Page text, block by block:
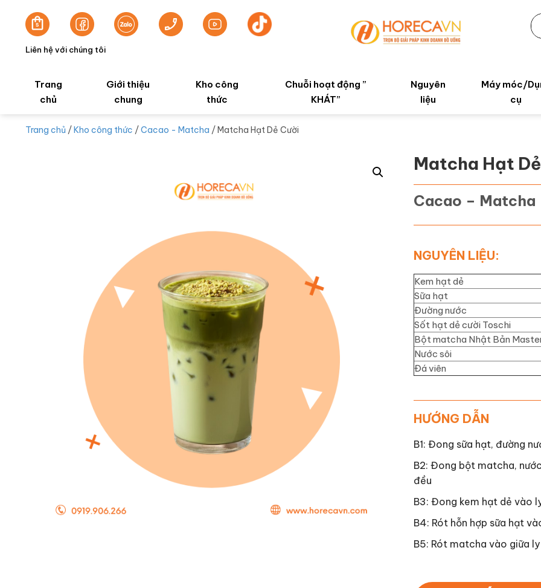
Liên hệ với chúng tôi
Trang
chủ
Giới thiệu
chung
Kho công
thức
Chuỗi hoạt động ”
KHÁT”
Nguyên
liệu
Máy móc/
cụ
Trang chủ /Kho công thức /Cacao - Matcha / Matcha Hạt Dẻ Cười
Matcha Hạt
Cacao – Matcha
NGUYÊN LIỆU:
Kem hạt dẻ
Sữa hạt
Đường nước
Sốt hạt dẻ cười Toschi
Bột matcha Nhật Bản
Nước sôi
Đá viên
HƯỚNG DẪN
B1: Đong sữa hạt, đường
B2: Đong bột matcha,
đều
B3: Đong kem hạt dẻ vào
B4: Rót hỗn hợp sữa hạt
B5: Rót matcha vào giữa ly